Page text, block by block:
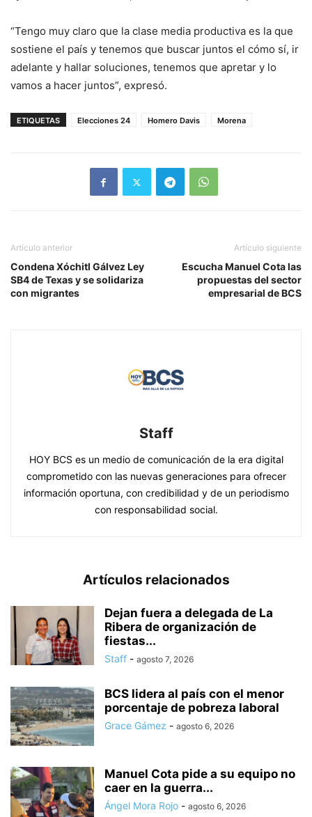
“Tengo muy claro que la clase media productiva es la que
sostiene el país y tenemos que buscar juntos el cómo sí, ir
adelante y hallar soluciones, tenemos que apretar y lo
vamos a hacer juntos”, expresó.
ETIQUETAS Elecciones 24 Homero Davis Morena
Artículo anterior
Condena Xóchitl Gálvez Ley
SB4 de Texas y se solidariza
con migrantes
Artículo siguiente
Escucha Manuel Cota las
propuestas del sector
empresarial de BCS
Staff
HOY BCS es un medio de comunicación de la era digital
comprometido con las nuevas generaciones para ofrecer
información oportuna, con credibilidad y de un periodismo
con responsabilidad social.
Artículos relacionados
Dejan fuera a delegada de La
Ribera de organización de
fiestas...
Staff - agosto 7, 2026
BCS lidera al país con el menor
porcentaje de pobreza laboral
Grace Gámez - agosto 6, 2026
Manuel Cota pide a su equipo no
caer en la guerra...
Ángel Mora Rojo - agosto 6, 2026